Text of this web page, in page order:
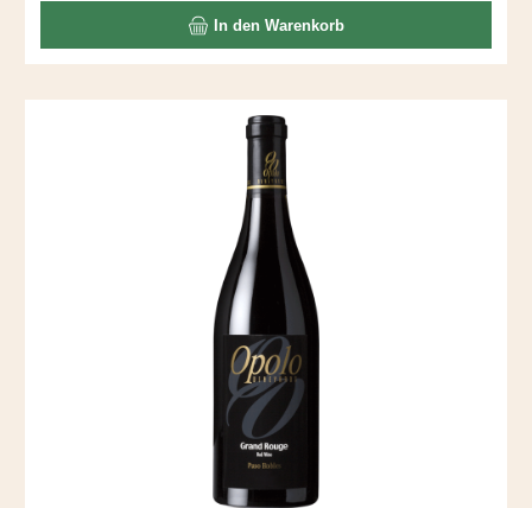
vibrierende Säure lassen die gefälligen Weine aus den
Grossverteilern weit hinter sich. Sensationell zu Lamm.
In den Warenkorb